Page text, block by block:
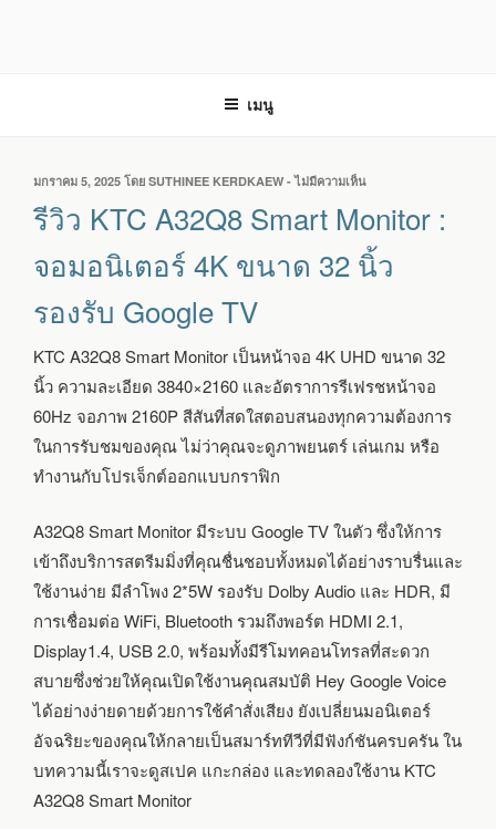
เมนู
เขียน
วัน
ที่
มกราคม 5, 2025 โดย SUTHINEE KERDKAEW -ไม่มีความเห็น
KTC
A32Q8
SMART
มอนิเตอร์
ขนาด
32
รองรับ
รีวิว KTC A32Q8 Smart Monitor :
จอมอนิเตอร์ 4K ขนาด 32 นิ้ว
รองรับ Google TV
KTC A32Q8 Smart Monitor เป็นหน้าจอ 4K UHD ขนาด 32
นิ้ว ความละเอียด 3840×2160 และอัตราการรีเฟรชหน้าจอ
60Hz จอภาพ 2160P สีสันที่สดใสตอบสนองทุกความต้องการ
ในการรับชมของคุณ ไม่ว่าคุณจะดูภาพยนตร์ เล่นเกม หรือ
ทำงานกับโปรเจ็กต์ออกแบบกราฟิก
A32Q8 Smart Monitor มีระบบ Google TV ในตัว ซึ่งให้การ
เข้าถึงบริการสตรีมมิ่งที่คุณชื่นชอบทั้งหมดได้อย่างราบรื่นและ
ใช้งานง่าย มีลำโพง 2*5W รองรับ Dolby Audio และ HDR, มี
การเชื่อมต่อ WiFi, Bluetooth รวมถึงพอร์ต HDMI 2.1,
Display1.4, USB 2.0, พร้อมทั้งมีรีโมทคอนโทรลที่สะดวก
สบายซึ่งช่วยให้คุณเปิดใช้งานคุณสมบัติ Hey Google Voice
ได้อย่างง่ายดายด้วยการใช้คำสั่งเสียง ยังเปลี่ยนมอนิเตอร์
อัจฉริยะของคุณให้กลายเป็นสมาร์ททีวีที่มีฟังก์ชันครบครัน ใน
บทความนี้เราจะดูสเปค แกะกล่อง และทดลองใช้งาน KTC
A32Q8 Smart Monitor